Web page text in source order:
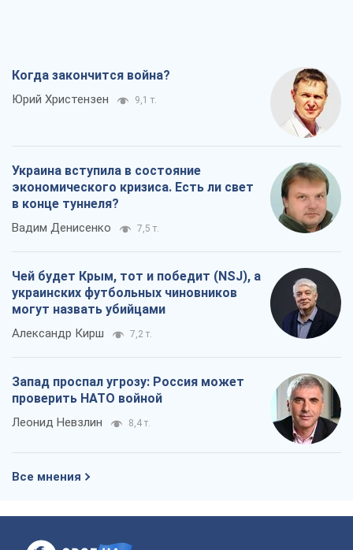
Когда закончится война?
Юрий Христензен 9,1 т.
Украина вступила в состояние
экономического кризиса. Есть ли свет
в конце туннеля?
Вадим Денисенко 7,5 т.
Чей будет Крым, тот и победит (NSJ), а
украинских футбольных чиновников
могут назвать убийцами
Александр Кирш 7,2 т.
Запад проспал угрозу: Россия может
проверить НАТО войной
Леонид Невзлин 8,4 т.
Все мнения